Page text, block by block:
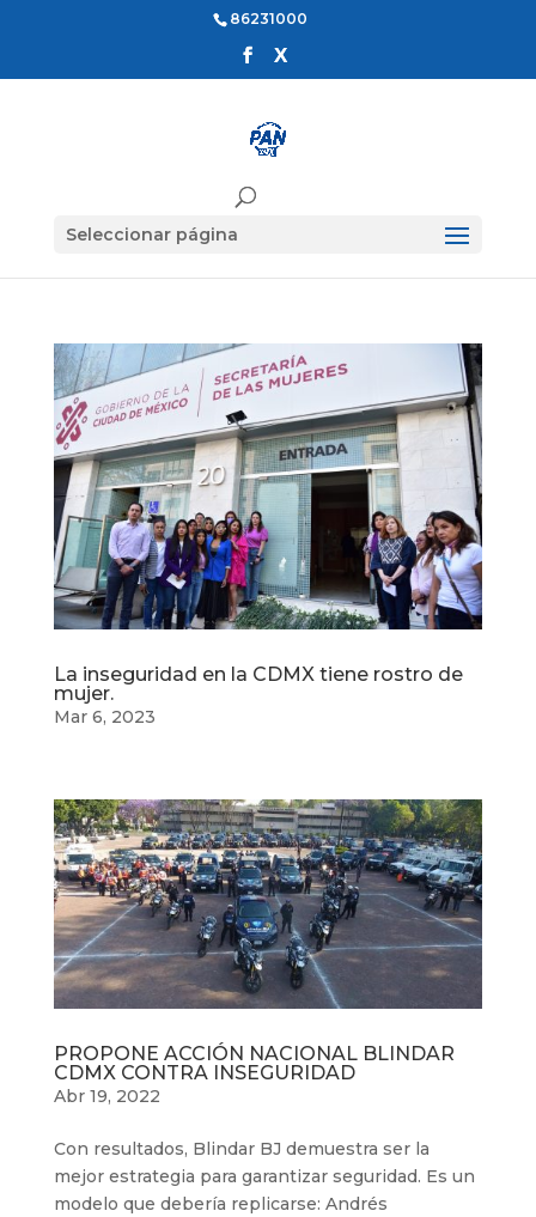
86231000
Seleccionar página
La inseguridad en la CDMX tiene rostro de
mujer.
Mar 6, 2023
PROPONE ACCIÓN NACIONAL BLINDAR
CDMX CONTRA INSEGURIDAD
Abr 19, 2022
Con resultados, Blindar BJ demuestra ser la
mejor estrategia para garantizar seguridad. Es un
modelo que debería replicarse: Andrés